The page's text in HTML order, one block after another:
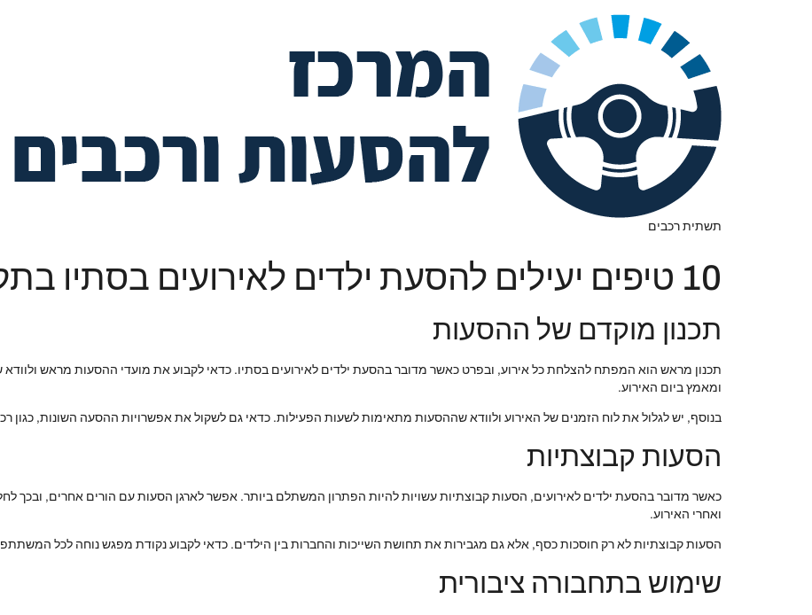
תשתית רכבים
10 טיפים יעילים להסעת ילדים לאירועים בסתיו בתקציב סביר לצעירים
תכנון מוקדם של ההסעות
תכנון מראש הוא המפתח להצלחת כל אירוע, ובפרט כאשר מדובר בהסעת ילדים לאירועים בסתיו. כדאי לקבוע את מועדי ההסעות מראש ולוודא
ומאמץ ביום האירוע.
בנוסף, יש לגלול את לוח הזמנים של האירוע ולוודא שההסעות מתאימות לשעות הפעילות. כדאי גם לשקול את אפשרויות ההסעה השונות, כגון
הסעות קבוצתיות
כאשר מדובר בהסעת ילדים לאירועים, הסעות קבוצתיות עשויות להיות הפתרון המשתלם ביותר. אפשר לארגן הסעות עם הורים אחרים, ובכך
ואחרי האירוע.
הסעות קבוצתיות לא רק חוסכות כסף, אלא גם מגבירות את תחושת השייכות והחברות בין הילדים. כדאי לקבוע נקודת מפגש נוחה לכל
שימוש בתחבורה ציבורית